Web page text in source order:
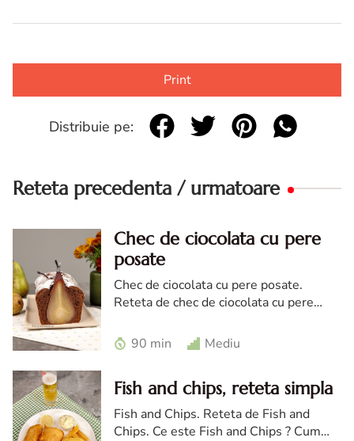
Print
Distribuie pe:
Reteta precedenta / urmatoare
Chec de ciocolata cu pere
posate
Chec de ciocolata cu pere posate.
Reteta de chec de ciocolata cu pere
pere posate.
90 min Mediu
Fish and chips, reteta simpla
Fish and Chips. Reteta de Fish and
Chips. Ce este Fish and Chips ? Cum